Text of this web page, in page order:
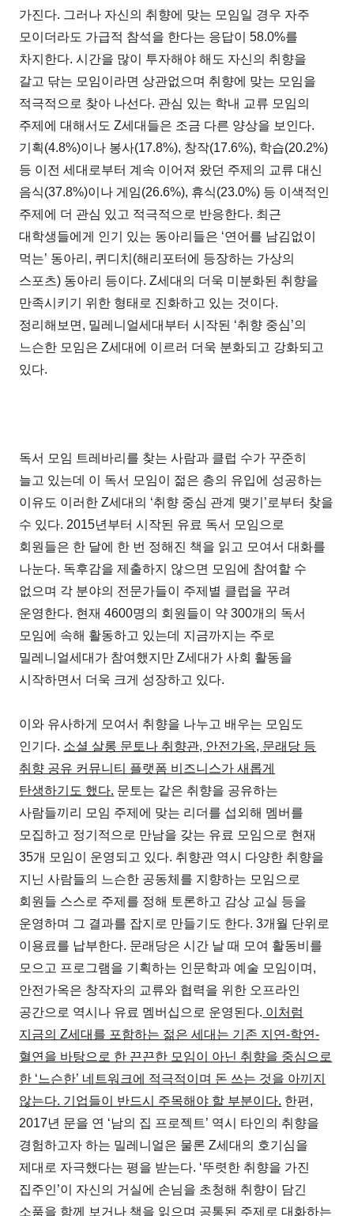
가진다. 그러나 자신의 취향에 맞는 모임일 경우 자주
모이더라도 가급적 참석을 한다는 응답이 58.0%를
차지한다. 시간을 많이 투자해야 해도 자신의 취향을
갈고 닦는 모임이라면 상관없으며 취향에 맞는 모임을
적극적으로 찾아 나선다. 관심 있는 학내 교류 모임의
주제에 대해서도 Z세대들은 조금 다른 양상을 보인다.
기획(4.8%)이나 봉사(17.8%), 창작(17.6%), 학습(20.2%)
등 이전 세대로부터 계속 이어져 왔던 주제의 교류 대신
음식(37.8%)이나 게임(26.6%), 휴식(23.0%) 등 이색적인
주제에 더 관심 있고 적극적으로 반응한다. 최근
대학생들에게 인기 있는 동아리들은 ‘연어를 남김없이
먹는’ 동아리, 퀴디치(해리포터에 등장하는 가상의
스포츠) 동아리 등이다. Z세대의 더욱 미분화된 취향을
만족시키기 위한 형태로 진화하고 있는 것이다.
정리해보면, 밀레니얼세대부터 시작된 ‘취향 중심’의
느슨한 모임은 Z세대에 이르러 더욱 분화되고 강화되고
있다.
독서 모임 트레바리를 찾는 사람과 클럽 수가 꾸준히
늘고 있는데 이 독서 모임이 젊은 층의 유입에 성공하는
이유도 이러한 Z세대의 ‘취향 중심 관계 맺기’로부터 찾을
수 있다. 2015년부터 시작된 유료 독서 모임으로
회원들은 한 달에 한 번 정해진 책을 읽고 모여서 대화를
나눈다. 독후감을 제출하지 않으면 모임에 참여할 수
없으며 각 분야의 전문가들이 주제별 클럽을 꾸려
운영한다. 현재 4600명의 회원들이 약 300개의 독서
모임에 속해 활동하고 있는데 지금까지는 주로
밀레니얼세대가 참여했지만 Z세대가 사회 활동을
시작하면서 더욱 크게 성장하고 있다.
이와 유사하게 모여서 취향을 나누고 배우는 모임도
인기다. 소셜 살롱 문토나 취향관, 안전가옥, 문래당 등
취향 공유 커뮤니티 플랫폼 비즈니스가 새롭게
탄생하기도 했다. 문토는 같은 취향을 공유하는
사람들끼리 모임 주제에 맞는 리더를 섭외해 멤버를
모집하고 정기적으로 만남을 갖는 유료 모임으로 현재
35개 모임이 운영되고 있다. 취향관 역시 다양한 취향을
지닌 사람들의 느슨한 공동체를 지향하는 모임으로
회원들 스스로 주제를 정해 토론하고 감상 교실 등을
운영하며 그 결과를 잡지로 만들기도 한다. 3개월 단위로
이용료를 납부한다. 문래당은 시간 날 때 모여 활동비를
모으고 프로그램을 기획하는 인문학과 예술 모임이며,
안전가옥은 창작자의 교류와 협력을 위한 오프라인
공간으로 역시나 유료 멤버십으로 운영된다. 이처럼
지금의 Z세대를 포함하는 젊은 세대는 기존 지연-학연-
혈연을 바탕으로 한 끈끈한 모임이 아닌 취향을 중심으로
한 ‘느슨한’ 네트워크에 적극적이며 돈 쓰는 것을 아끼지
않는다. 기업들이 반드시 주목해야 할 부분이다. 한편,
2017년 문을 연 ‘남의 집 프로젝트’ 역시 타인의 취향을
경험하고자 하는 밀레니얼은 물론 Z세대의 호기심을
제대로 자극했다는 평을 받는다. ‘뚜렷한 취향을 가진
집주인’이 자신의 거실에 손님을 초청해 취향이 담긴
소품을 함께 보거나 책을 읽으며 공통된 주제로 대화하는